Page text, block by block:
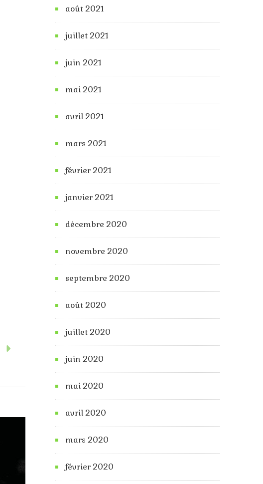
août 2021
juillet 2021
juin 2021
mai 2021
avril 2021
mars 2021
février 2021
janvier 2021
décembre 2020
novembre 2020
septembre 2020
août 2020
juillet 2020
juin 2020
mai 2020
avril 2020
mars 2020
février 2020